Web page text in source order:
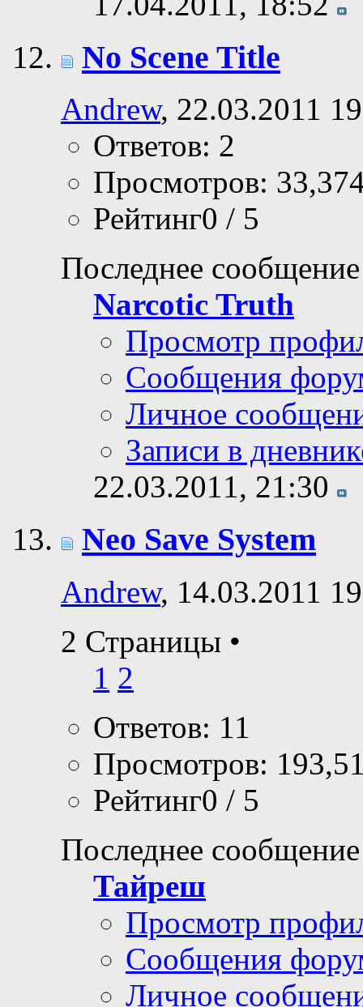
No Scene Title
Andrew, 22.03.2011
Ответов: 2
Просмотров:
Рейтинг0 / 5
Последнее
Narcotic Truth
Просмотр
Сообщения
Личное
Записи в
22.03.2011, 21:30
Neo Save System
Andrew, 14.03.2011
2 Страницы •
1 2
Ответов: 11
Просмотров:
Рейтинг0 / 5
Последнее
Тайреш
Просмотр
Сообщения
Личное